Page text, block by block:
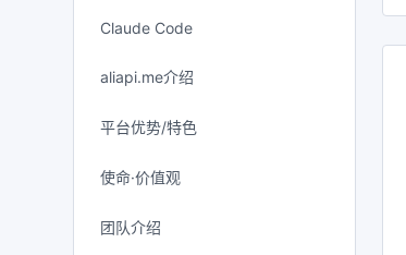
Claude Code
aliapi.me介绍
平台优势/特色
使命·价值观
团队介绍